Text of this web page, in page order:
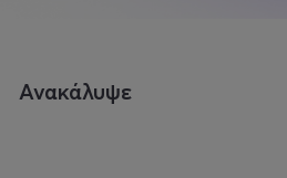
Ανακάλυψε